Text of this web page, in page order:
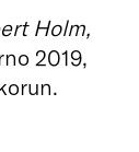
Holm,
2019,